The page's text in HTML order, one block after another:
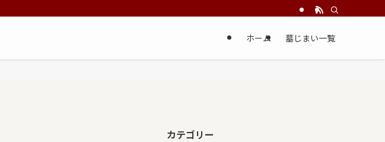
ホーム 墓じまい一覧
カテゴリー